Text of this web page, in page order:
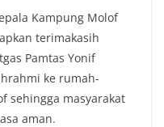
Kampung Molof
terimakasih
Pamtas Yonif
ke rumah-
sehingga masyarakat
aman.